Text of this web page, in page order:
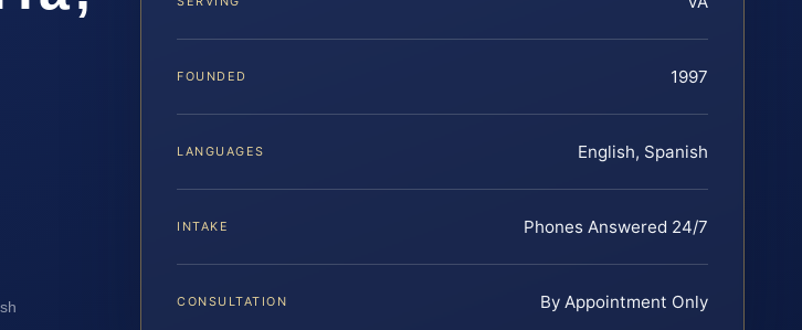
FOUNDED 1997
LANGUAGES English, Spanish
INTAKE Phones Answered 24/7
CONSULTATION By Appointment Only